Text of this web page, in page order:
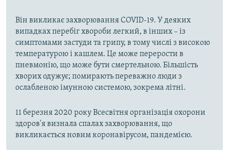
Він викликає захворювання COVID-19. У деяких
випадках перебіг хвороби легкий, в інших – із
симптомами застуди та грипу, в тому числі з високою
температурою і кашлем. Це може перерости в
пневмонію, що може бути смертельною. Більшість
хворих одужує; помирають переважно люди з
ослабленою імунною системою, зокрема літні.
11 березня 2020 року Всесвітня організація охорони
здоров'я визнала спалах захворювання, що
викликається новим коронавірусом, пандемією.